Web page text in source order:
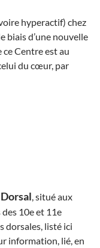
hyperactif) chez
biais d’une nouvelle
Centre est au
du cœur, par
, situé aux
10e et 11e
dorsales, listé ici
information, lié, en